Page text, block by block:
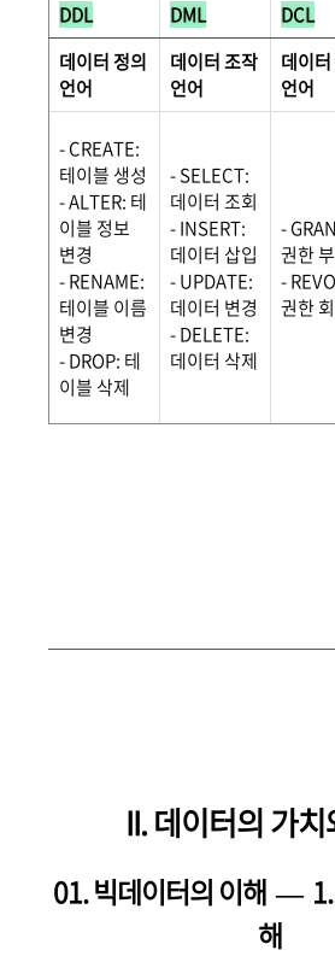
DDL DML DCL
데이터 정의
언어
데이터 조작
언어
데이
언어
- CREATE:
테이블 생성
- ALTER: 테
이블 정보
변경
- RENAME:
테이블 이름
변경
- DROP: 테
이블 삭제
- SELECT:
데이터 조회
- INSERT:
데이터 삽입
- UPDATE:
데이터 변경
- DELETE:
데이터 삭제
-
권한
-
권한
II. 데이터의 가
01. 빅데이터의 이해 —
해